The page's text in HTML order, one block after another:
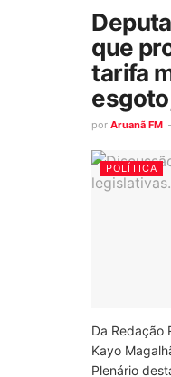
que
tarifa
por Aruanã FM
POLÍTICA
Da Redação
Kayo
Plenário